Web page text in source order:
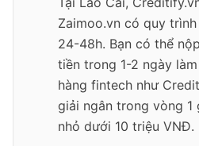
Zaimoo.vn có quy
24-48h. Bạn có thể
tiền trong 1-2 ngày
hàng fintech như
giải ngân trong vòng 1
nhỏ dưới 10 triệu VNĐ.